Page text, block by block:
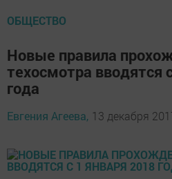
ОБЩЕСТВО
Новые правила
техосмотра вводятся
года
Евгения Агеева, 13 декабря